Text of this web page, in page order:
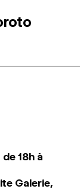
18h à
Galerie,